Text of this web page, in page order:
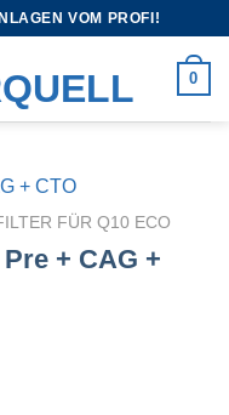
VOM PROFI!
0
FÜR Q10 ECO
+ CAG +